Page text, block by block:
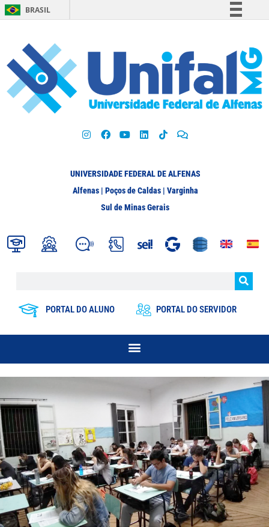
BRASIL
Participe
Acesso à informação
Legislação
UNIVERSIDADE FEDERAL DE ALFENAS
Alfenas | Poços de Caldas | Varginha
Sul de Minas Gerais
PORTAL DO ALUNO PORTAL DO SERVIDOR